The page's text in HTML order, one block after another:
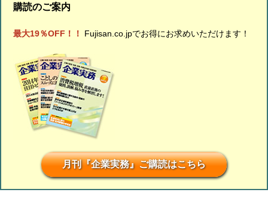
購読のご案内
最大19％OFF！！ Fujisan.co.jpでお得にお求めいただけます！
月刊『企業実務』ご購読はこちら